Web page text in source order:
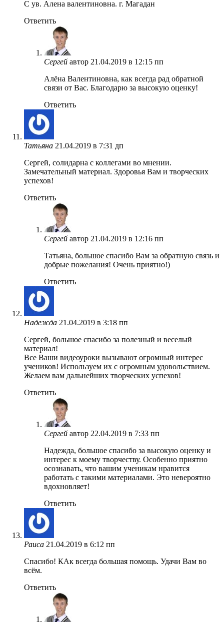
С ув. Алена валентиновна. г. Магадан
Ответить
Сергей автор 21.04.2019 в 12:15 пп
Алёна Валентиновна, как всегда рад обратной
связи от Вас. Благодарю за высокую оценку!
Ответить
Татьяна 21.04.2019 в 7:31 дп
Сергей, солидарна с коллегами во мнении.
Замечательный материал. Здоровья Вам и творческих
успехов!
Ответить
Сергей автор 21.04.2019 в 12:16 пп
Татьяна, большое спасибо Вам за обратную связь и
добрые пожелания! Очень приятно!)
Ответить
Надежда 21.04.2019 в 3:18 пп
Сергей, большое спасибо за полезный и веселый
материал!
Все Ваши видеоуроки вызывают огромный интерес
учеников! Используем их с огромным удовольствием.
Желаем вам дальнейших творческих успехов!
Ответить
Сергей автор 22.04.2019 в 7:33 пп
Надежда, большое спасибо за высокую оценку и
интерес к моему творчеству. Особенно приятно
осознавать, что вашим ученикам нравится
работать с такими материалами. Это невероятно
вдохновляет!
Ответить
Раиса 21.04.2019 в 6:12 пп
Спасибо! КАк всегда большая помощь. Удачи Вам во
всём.
Ответить